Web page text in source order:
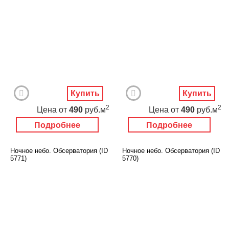
Подробнее
Цена от 490 руб.м2
Купить
Подробнее
Цена от 490 руб.м2
Купить
Ночное небо. Обсерватория (ID
5771)
Ночное небо. Обсерватория (ID
5770)